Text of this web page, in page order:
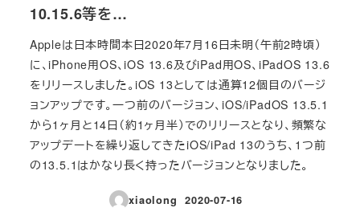
10.15.6等を…
Appleは日本時間本日2020年7月16日未明（午前2時頃）
に、iPhone用OS、iOS 13.6及びiPad用OS、iPadOS 13.6
をリリースしました。iOS 13としては通算12個目のバージ
ョンアップです。一つ前のバージョン、iOS/iPadOS 13.5.1
から1ヶ月と14日（約1ヶ月半）でのリリースとなり、頻繁な
アップデートを繰り返してきたiOS/iPad 13のうち、1つ前
の13.5.1はかなり長く持ったバージョンとなりました。
xiaolong
投稿日
2020-07-16